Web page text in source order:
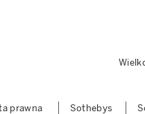
prawna Sothebys